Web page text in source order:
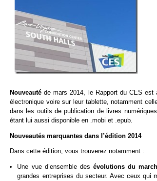
Nouveauté de mars 2014, le Rapport du CES est
électronique voire sur leur tablette, notamment
dans les outils de publication de livres
étant lui aussi disponible en .mobi et .epub.
Nouveautés marquantes dans l’édition 2014
Dans cette édition, vous trouverez notamment :
Une vue d’ensemble des évolutions du
grandes entreprises du secteur. Avec ceux qui